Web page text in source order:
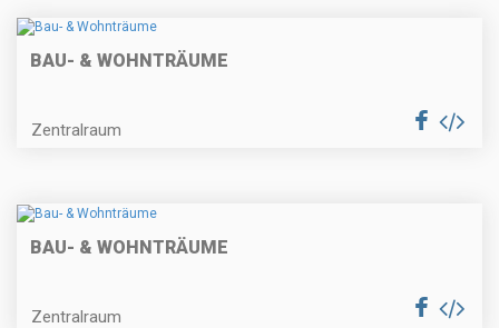
BAU- & WOHNTRÄUME
Zentralraum
BAU- & WOHNTRÄUME
Zentralraum